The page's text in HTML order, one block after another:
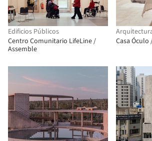
Edificios Públicos
Centro Comunitario LifeLine /
Assemble
Casa Óculo